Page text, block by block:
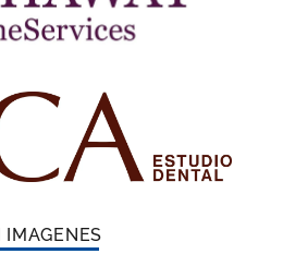
IMAGENES